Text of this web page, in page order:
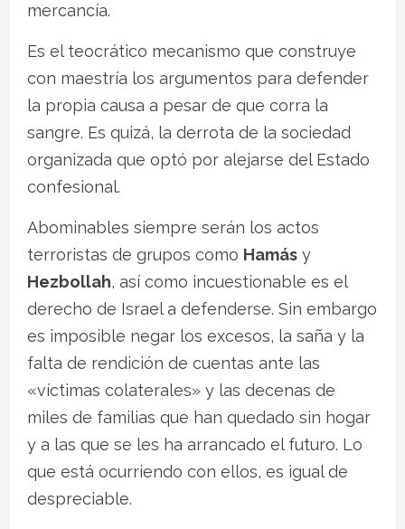
mercancía.
Es el teocrático mecanismo que construye
con maestría los argumentos para defender
la propia causa a pesar de que corra la
sangre. Es quizá, la derrota de la sociedad
organizada que optó por alejarse del Estado
confesional.
Abominables siempre serán los actos
terroristas de grupos como Hamás y
Hezbollah, así como incuestionable es el
derecho de Israel a defenderse. Sin embargo
es imposible negar los excesos, la saña y la
falta de rendición de cuentas ante las
«víctimas colaterales» y las decenas de
miles de familias que han quedado sin hogar
y a las que se les ha arrancado el futuro. Lo
que está ocurriendo con ellos, es igual de
despreciable.